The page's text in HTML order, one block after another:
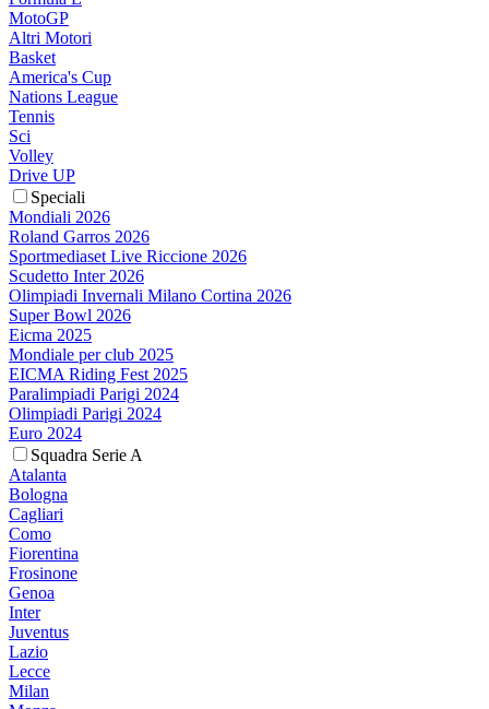
MotoGP
Altri Motori
Basket
America's Cup
Nations League
Tennis
Sci
Volley
Drive UP
Speciali
Mondiali 2026
Roland Garros 2026
Sportmediaset Live Riccione 2026
Scudetto Inter 2026
Olimpiadi Invernali Milano Cortina 2026
Super Bowl 2026
Eicma 2025
Mondiale per club 2025
EICMA Riding Fest 2025
Paralimpiadi Parigi 2024
Olimpiadi Parigi 2024
Euro 2024
Squadra Serie A
Atalanta
Bologna
Cagliari
Como
Fiorentina
Frosinone
Genoa
Inter
Juventus
Lazio
Lecce
Milan